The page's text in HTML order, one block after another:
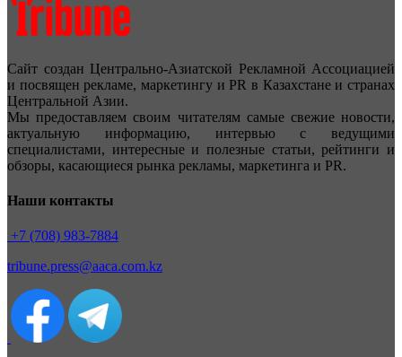
Сайт создан Центрально-Азиатской Рекламной Ассоциацией
и посвящен рекламе, маркетингу и PR в Казахстане и странах
Центральной Азии.
Мы предоставляем своим читателям самые свежие новости,
актуальную информацию, интервью с ведущими
специалистами, интересные и полезные статьи, рейтинги и
обзоры, касающиеся рынка рекламы, маркетинга и PR.
Наши контакты
+7 (708) 983-7884
tribune.press@aaca.com.kz